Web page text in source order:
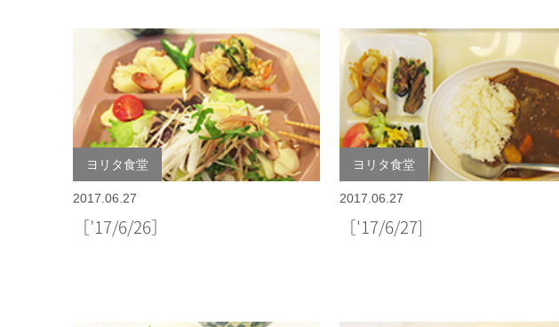
ヨリタ食堂
2017.06.27
［’17/6/26］
ヨリタ食堂
2017.06.27
［'17/6/27]